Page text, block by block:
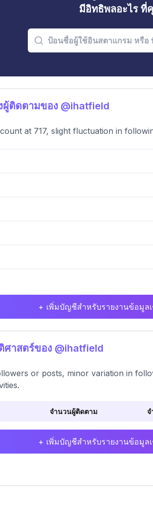
มีอิทธิพลอะไร ที่
ผู้ติดตามของ @ihatfield
at 717, slight fluctuation in
+ เพิ่มบัญชีสำหรับรายงานข้อมูล
ศาสตร์ของ @ihatfield
or posts, minor variation in
จำนวนผู้ติดตาม จ
+ เพิ่มบัญชีสำหรับรายงานข้อมูล